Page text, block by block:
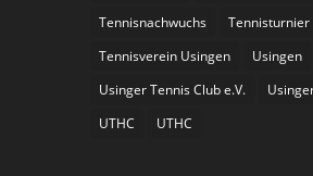
Tennisnachwuchs
Tennisturnier
Tennisverein Usingen
Usingen
Usinger Tennis Club e.V.
UTHC
UTHC